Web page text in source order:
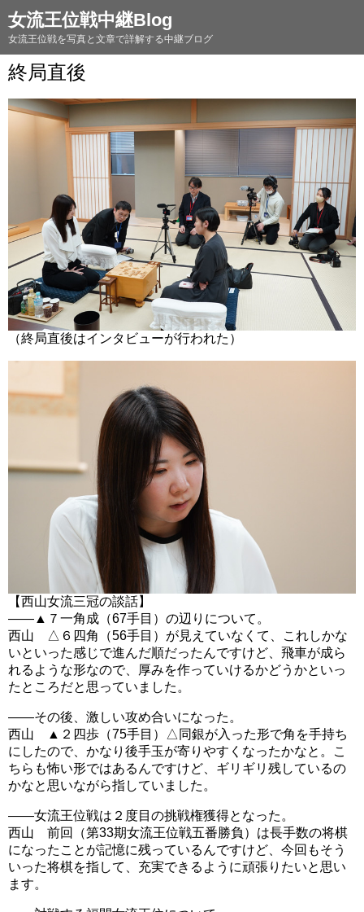
女流王位戦中継Blog
女流王位戦を写真と文章で詳解する中継ブログ
終局直後
（終局直後はインタビューが行われた）
【西山女流三冠の談話】
――▲７一角成（67手目）の辺りについて。
西山 △６四角（56手目）が見えていなくて、これしかな
いといった感じで進んだ順だったんですけど、飛車が成ら
れるような形なので、厚みを作っていけるかどうかといっ
たところだと思っていました。
――その後、激しい攻め合いになった。
西山 ▲２四歩（75手目）△同銀が入った形で角を手持ち
にしたので、かなり後手玉が寄りやすくなったかなと。こ
ちらも怖い形ではあるんですけど、ギリギリ残しているの
かなと思いながら指していました。
――女流王位戦は２度目の挑戦権獲得となった。
西山 前回（第33期女流王位戦五番勝負）は長手数の将棋
になったことが記憶に残っているんですけど、今回もそう
いった将棋を指して、充実できるように頑張りたいと思い
ます。